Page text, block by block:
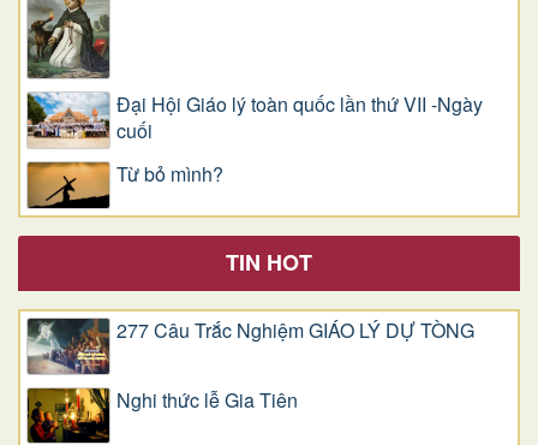
Đại Hội Giáo lý toàn quốc lần thứ VII -Ngày
cuối
Từ bỏ mình?
TIN HOT
277 Câu Trắc Nghiệm GIÁO LÝ DỰ TÒNG
Nghi thức lễ Gia Tiên